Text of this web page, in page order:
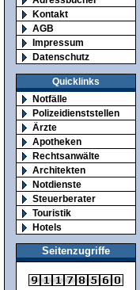
Kontakt
AGB
Impressum
Datenschutz
Quicklinks
Notfälle
Polizeidienststellen
Ärzte
Apotheken
Rechtsanwälte
Architekten
Notdienste
Steuerberater
Touristik
Hotels
Seitenzugriffe